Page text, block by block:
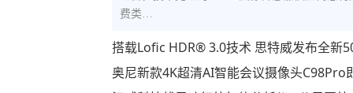
费类…
搭载Lofic HDR® 3.0技术 思特威发布全新
奥尼新款4K超清AI智能会议摄像头C98Pro